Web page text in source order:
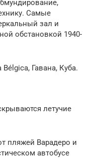
Самые
зал и
обстановкой 1940-
Гавана, Куба.
летучие
пляжей Варадеро и
автобусе